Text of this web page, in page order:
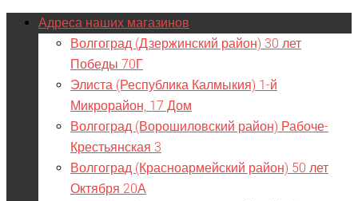
Адреса наших магазинов
Волгоград (Дзержинский район) 30 лет
Победы 70Г
Элиста (Республика Калмыкия) 1-й
Микрорайон, 17 Дом
Волгоград (Ворошиловский район) Рабоче-
Крестьянская 3
Волгоград (Красноармейский район) 50 лет
Октября 20А